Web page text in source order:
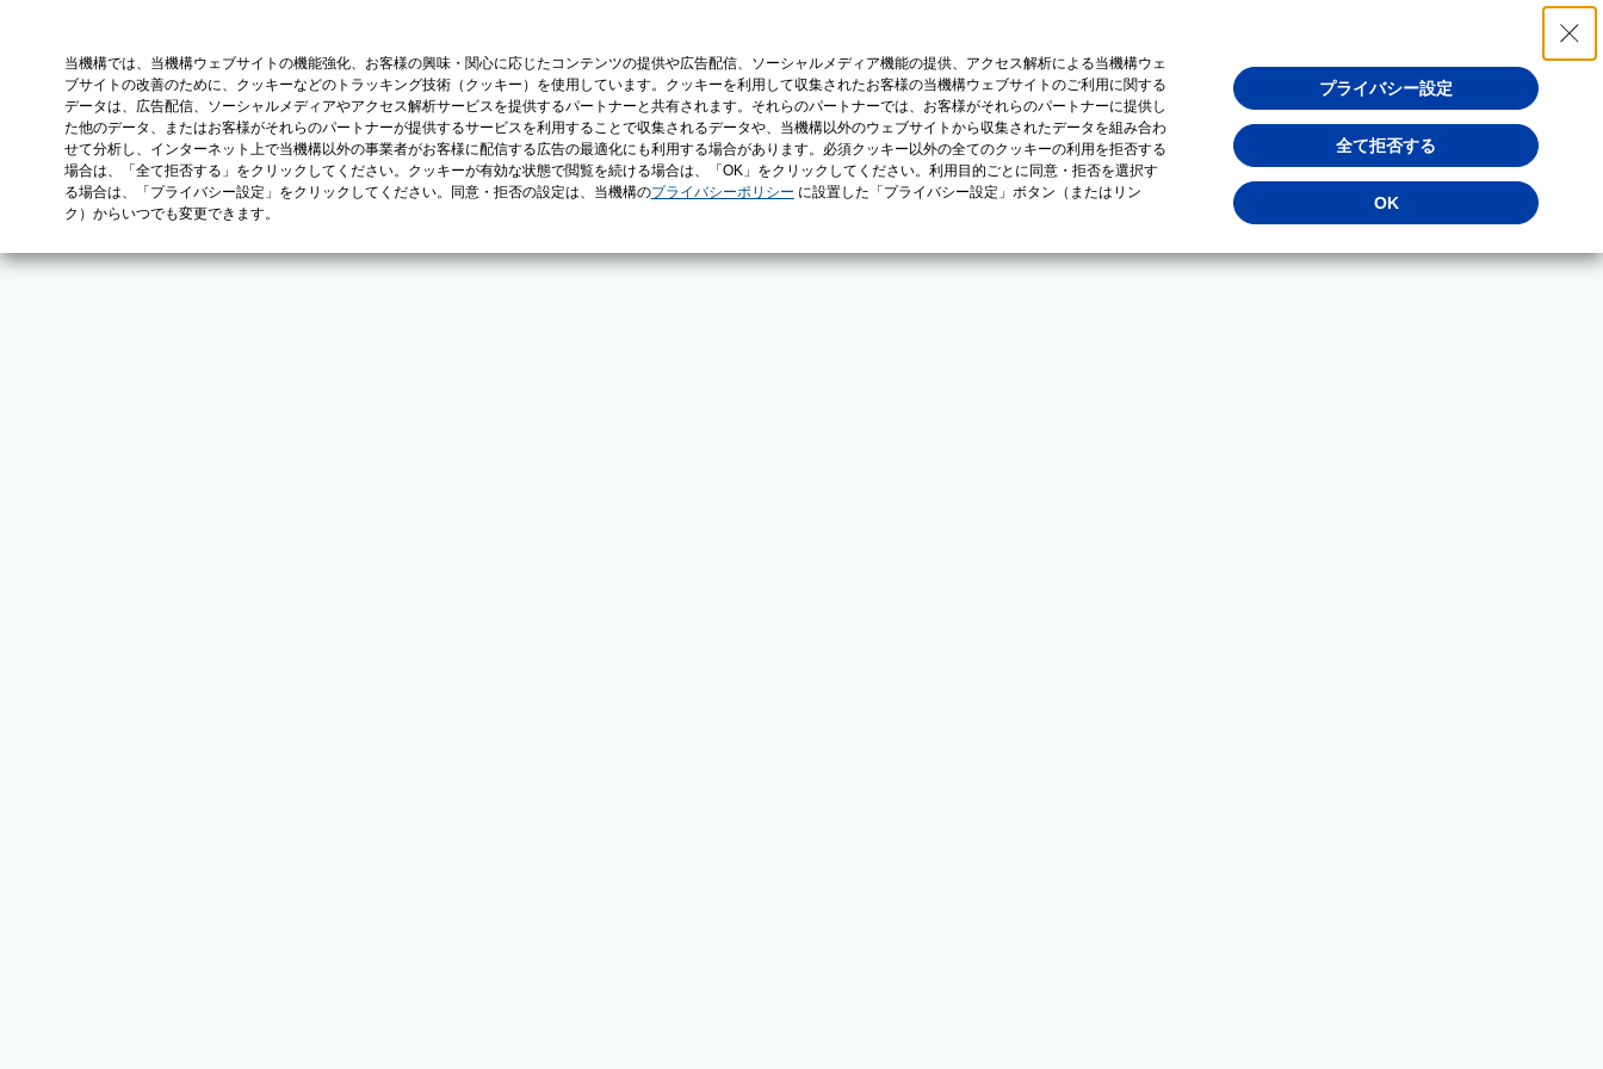
当機構では、当機構ウェブサイトの機能強化、お客様の興味・関心に応じたコンテンツの提供や広告配信、ソーシャルメディア機能の提供、アクセス解析による当機構ウェ
ブサイトの改善のために、クッキーなどのトラッキング技術（クッキー）を使用しています。クッキーを利用して収集されたお客様の当機構ウェブサイトのご利用に関する
データは、広告配信、ソーシャルメディアやアクセス解析サービスを提供するパートナーと共有されます。それらのパートナーでは、お客様がそれらのパートナーに提供し
た他のデータ、またはお客様がそれらのパートナーが提供するサービスを利用することで収集されるデータや、当機構以外のウェブサイトから収集されたデータを組み合わ
せて分析し、インターネット上で当機構以外の事業者がお客様に配信する広告の最適化にも利用する場合があります。必須クッキー以外の全てのクッキーの利用を拒否する
場合は、「全て拒否する」をクリックしてください。クッキーが有効な状態で閲覧を続ける場合は、「OK」をクリックしてください。利用目的ごとに同意・拒否を選択す
る場合は、「プライバシー設定」をクリックしてください。同意・拒否の設定は、当機構のプライバシーポリシー に設置した「プライバシー設定」ボタン（またはリン
ク）からいつでも変更できます。
プライバシー設定
全て拒否する
OK